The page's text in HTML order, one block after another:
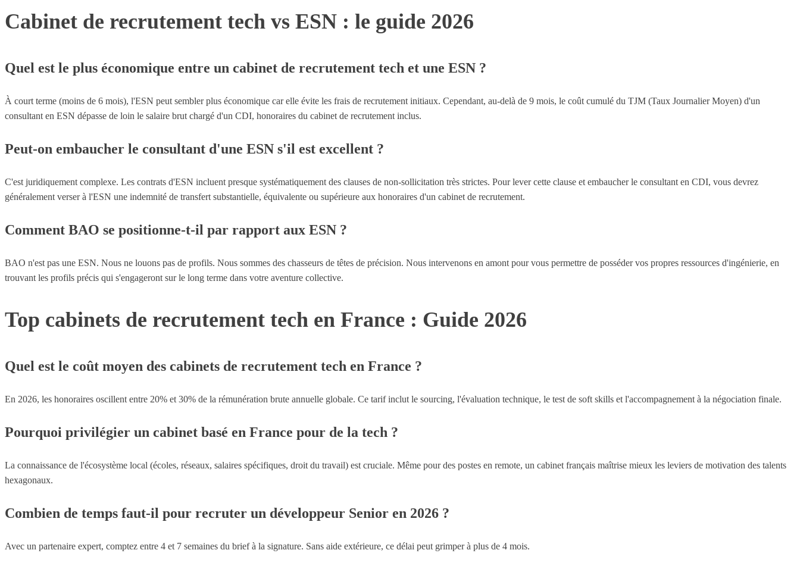
Cabinet de recrutement tech vs ESN : le guide 2026
Quel est le plus économique entre un cabinet de recrutement tech et une ESN ?
À court terme (moins de 6 mois), l'ESN peut sembler plus économique car elle évite les frais de recrutement initiaux. Cependant, au-delà de 9 mois, le coût cumulé du TJM (Taux Journalier Moyen) d'un
consultant en ESN dépasse de loin le salaire brut chargé d'un CDI, honoraires du cabinet de recrutement inclus.
Peut-on embaucher le consultant d'une ESN s'il est excellent ?
C'est juridiquement complexe. Les contrats d'ESN incluent presque systématiquement des clauses de non-sollicitation très strictes. Pour lever cette clause et embaucher le consultant en CDI, vous devrez
généralement verser à l'ESN une indemnité de transfert substantielle, équivalente ou supérieure aux honoraires d'un cabinet de recrutement.
Comment BAO se positionne-t-il par rapport aux ESN ?
BAO n'est pas une ESN. Nous ne louons pas de profils. Nous sommes des chasseurs de têtes de précision. Nous intervenons en amont pour vous permettre de posséder vos propres ressources d'ingénierie, en
trouvant les profils précis qui s'engageront sur le long terme dans votre aventure collective.
Top cabinets de recrutement tech en France : Guide 2026
Quel est le coût moyen des cabinets de recrutement tech en France ?
En 2026, les honoraires oscillent entre 20% et 30% de la rémunération brute annuelle globale. Ce tarif inclut le sourcing, l'évaluation technique, le test de soft skills et l'accompagnement à la négociation finale.
Pourquoi privilégier un cabinet basé en France pour de la tech ?
La connaissance de l'écosystème local (écoles, réseaux, salaires spécifiques, droit du travail) est cruciale. Même pour des postes en remote, un cabinet français maîtrise mieux les leviers de motivation des talents
hexagonaux.
Combien de temps faut-il pour recruter un développeur Senior en 2026 ?
Avec un partenaire expert, comptez entre 4 et 7 semaines du brief à la signature. Sans aide extérieure, ce délai peut grimper à plus de 4 mois.